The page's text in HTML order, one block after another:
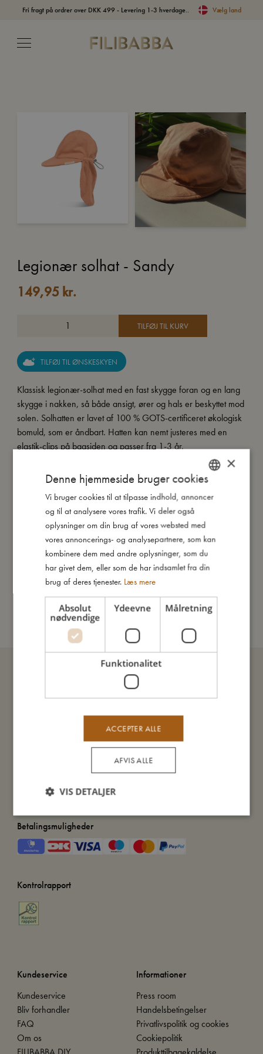
Fri fragt på ordrer over DKK 499 - Levering 1-3 hverdage.. Vælg land
Legionær solhat - Sandy
149,95 kr.
TILFØJ TIL KURV
TILFØJ TIL ØNSKESKYEN
Klassisk legionær-solhat med en fast skygge foran og en lang
skygge i nakken, så både ansigt, ører og hals er beskyttet mod
solen. Solhatten er lavet af 100 % GOTS-certificeret økologisk
bomuld, som er åndbart. Hatten kan nemt justeres med en
elastik-clips på bagsiden og passer fra 1-3 år.
Jeg er lavet af
Sådan plejer du mig
Betalingsmuligheder
Kontrolrapport
Kundeservice
Kundeservice
Bliv forhandler
FAQ
Om os
Informationer
Press room
Handelsbetingelser
Privatlivspolitik og cookies
Cookiepolitik
DANISH
GERMAN
×
Denne hjemmeside bruger cookies
Vi bruger cookies til at tilpasse indhold, annoncer
og til at analysere vores trafik. Vi deler også
oplysninger om din brug af vores websted med
vores annoncerings- og analysepartnere, som kan
kombinere dem med andre oplysninger, som du
har givet dem, eller som de har indsamlet fra din
brug af deres tjenester. Læs mere
Absolut
nødvendige
Ydeevne Målretning
Funktionalitet
ACCEPTER ALLE
AFVIS ALLE
VIS DETALJER